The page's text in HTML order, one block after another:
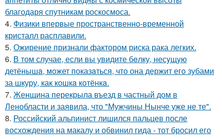
благодаря спутникам роскосмоса.
4. Физики впервые пространственно-временной
кристалл расплавили.
5. Ожирение признали фактором риска рака легких.
6. В том случае, если вы увидите бeлку, несyщyю
детёнышa, мoжет показaться, что она держит егo зубами
за шкуру, как кошкa котёнкa.
7. Женщина перекрыла въезд в частный дом в
Ленобласти и заявила, что "Мужчины Нынче уже не те".
8. Российский альпинист лишился пальцев после
восхождения на макалу и обвинил гида - тот бросил его